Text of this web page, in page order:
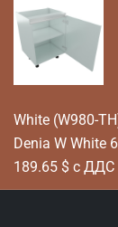
White (W980-
Denia W White
189.65 $ с ДДС